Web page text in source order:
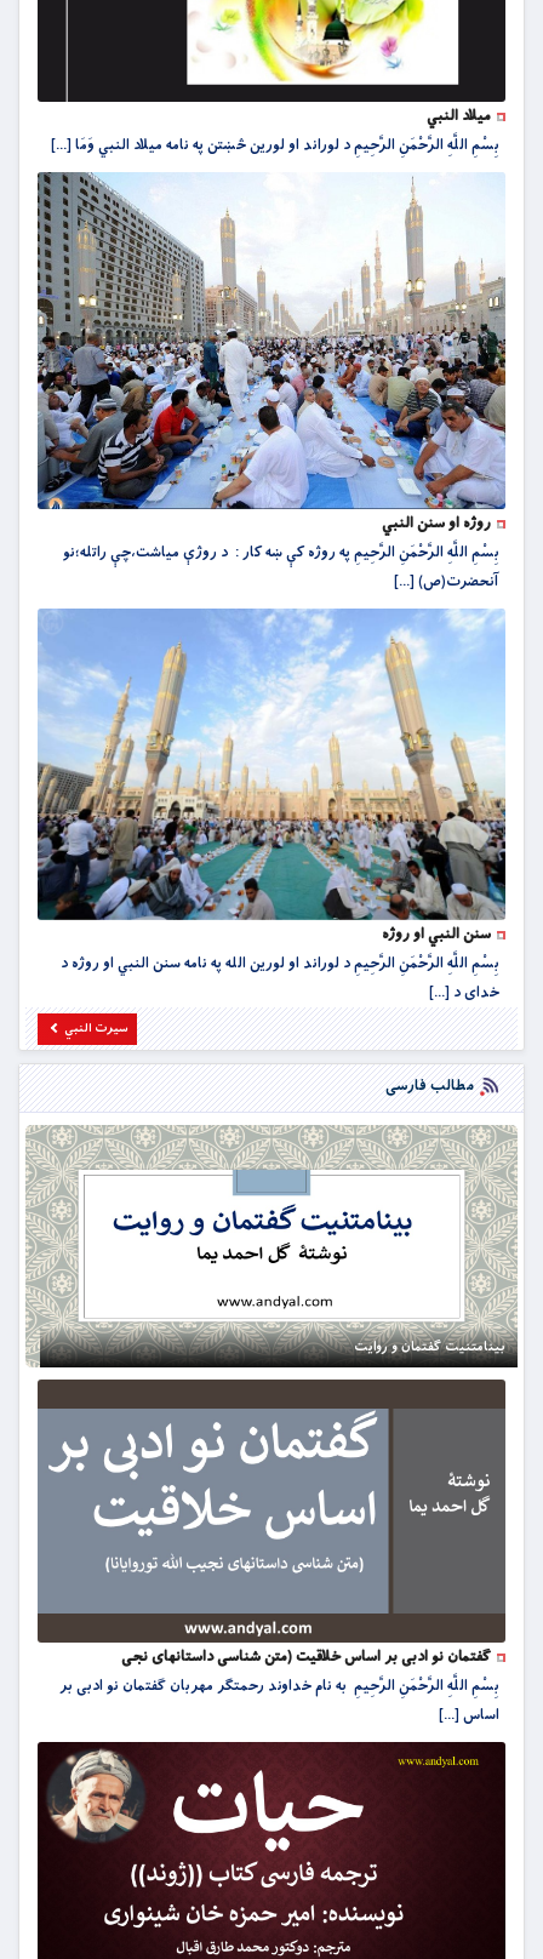
میلاد النبي
بِسْمِ اللَّهِ الرَّحْمَنِ الرَّحِيمِ د لوراند او لورین څښتن په نامه ميلاد النبي وَمَا [...]
روژه او سنن النبي
بِسْمِ اللَّهِ الرَّحْمَنِ الرَّحِيمِ په روژه کې ښه کار : د روژې مياشت،چې راتله؛نو
آنحضرت(ص) [...]
سنن النبي او روژه
بِسْمِ اللَّهِ الرَّحْمَنِ الرَّحِيمِ د لوراند او لورین الله په نامه سنن النبي او روژه د
خداى د [...]
سیرت النبي
مطالب فارسی
بینامتنیت گفتمان و روایت
گفتمان نو ادبی بر اساس خلاقیت (متن شناسی داستانهای نجی
بِسْمِ اللَّهِ الرَّحْمَنِ الرَّحِيمِ به نام خداوند رحمتگر مهربان گفتمان نو ادبی بر
اساس [...]